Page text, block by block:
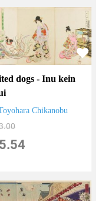
dogs - Inu kein
Chikanobu